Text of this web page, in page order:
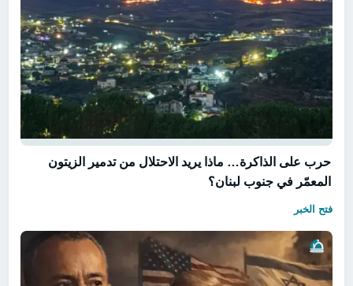
حرب على الذاكرة… ماذا يريد الاحتلال من تدمير الزيتون
المعمّر في جنوب لبنان؟
فتح الخبر